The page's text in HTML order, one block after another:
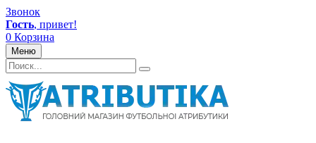
Звонок
Гость, привет!
0 Корзина
Меню